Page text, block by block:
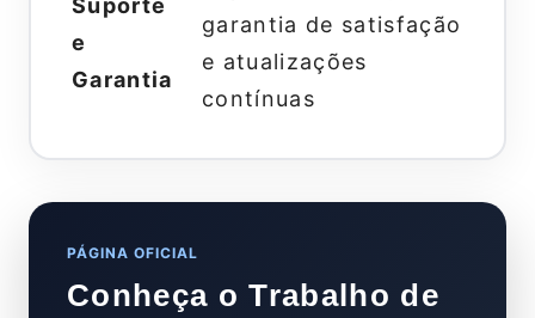
Suporte
e
Garantia
garantia de satisfação
e atualizações
contínuas
PÁGINA OFICIAL
Conheça o Trabalho de